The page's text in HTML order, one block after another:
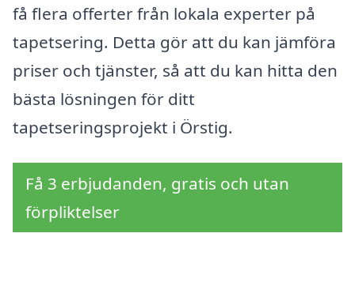
få flera offerter från lokala experter på
tapetsering. Detta gör att du kan jämföra
priser och tjänster, så att du kan hitta den
bästa lösningen för ditt
tapetseringsprojekt i Örstig.
Få 3 erbjudanden, gratis och utan
förpliktelser